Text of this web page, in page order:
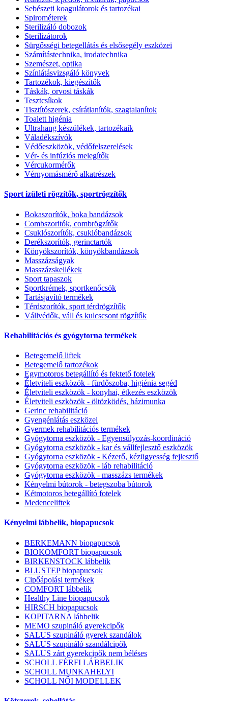
Sebészeti koagulátorok és tartozékai
Spirométerek
Sterilizáló dobozok
Sterilizátorok
Sürgősségi betegellátás és elsősegély eszközei
Számítástechnika, irodatechnika
Szemészet, optika
Színlátásvizsgáló könyvek
Tartozékok, kiegészítők
Táskák, orvosi táskák
Tesztcsíkok
Tisztítószerek, csírátlanítók, szagtalanítok
Toalett higénia
Ultrahang készülékek, tartozékaik
Váladékszívók
Védőeszközök, védőfelszerelések
Vér- és infúziós melegítők
Vércukormérők
Vérnyomásmérő alkatrészek
Sport izületi rögzítők, sportrögzítők
Bokaszorítók, boka bandázsok
Combszoritók, combrögzítők
Csuklószorítók, csuklóbandázsok
Derékszorítók, gerinctartók
Könyökszorítók, könyökbandázsok
Masszázságyak
Masszázskellékek
Sport tapaszok
Sportkrémek, sportkenőcsök
Tartásjavító termékek
Térdszorítók, sport térdrögzítők
Vállvédők, váll és kulcscsont rögzítők
Rehabilitációs és gyógytorna termékek
Betegemelő liftek
Betegemelő tartozékok
Egymotoros betegállító és fektető fotelek
Életviteli eszközök - fürdőszoba, higiénia segéd
Életviteli eszközök - konyhai, étkezés eszközök
Életviteli eszközök - öltözködés, házimunka
Gerinc rehabilitáció
Gyengénlátás eszközei
Gyermek rehabilitációs termékek
Gyógytorna eszközök - Egyensúlyozás-koordináció
Gyógytorna eszközök - kar és vállfejlesztő eszközök
Gyógytorna eszközök - Kézerő, kézügyesség fejlesztő
Gyógytorna eszközök - láb rehabilitáció
Gyógytorna eszközök - masszázs termékek
Kényelmi bútorok - betegszoba bútorok
Kétmotoros betegállító fotelek
Medenceliftek
Kényelmi lábbelik, biopapucsok
BERKEMANN biopapucsok
BIOKOMFORT biopapucsok
BIRKENSTOCK lábbelik
BLUSTEP biopapucsok
Cipőápolási termékek
COMFORT lábbelik
Healthy Line biopapucsok
HIRSCH biopapucsok
KOPITARNA lábbelik
MEMO szupináló gyerekcipők
SALUS szupináló gyerek szandálok
SALUS szupináló szandálcipők
SALUS zárt gyerekcipők nem béléses
SCHOLL FÉRFI LÁBBELIK
SCHOLL MUNKAHELYI
SCHOLL NŐI MODELLEK